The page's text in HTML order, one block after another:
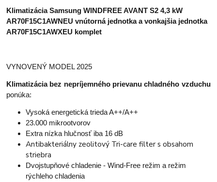
Klimatizácia Samsung WINDFREE AVANT S2 4,3 kW
AR70F15C1AWNEUvnútorná jednotka avonkajšia jednotka
AR70F15C1AWXEU komplet
VYNOVENÝ MODEL 2025
Klimatizácia bez nepríjemného prievanu chladného vzduchu
ponúka:
Vysoká energetická trieda A++/A++
23.000 mikrootvorov
Extra nízka hlučnosť iba 16 dB
Antibakteriálny zeolitový Tri-care filter s obsahom
striebra
Dvojstupňové chladenie - Wind-Free režim a režim
rýchleho chladenia